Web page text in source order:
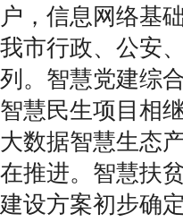
户，信息网络基
我市行政、公安
列。智慧党建综
智慧民生项目相
大数据智慧生态
在推进。智慧扶
建设方案初步确